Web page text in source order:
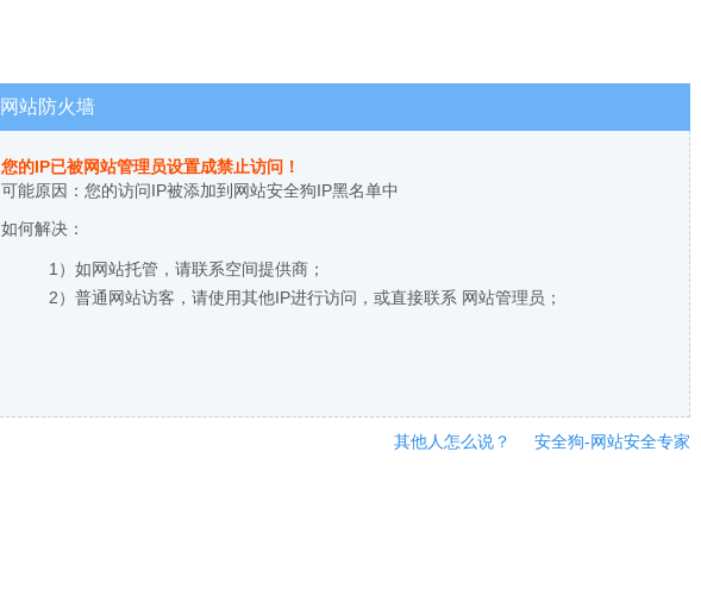
网站防火墙
您的IP已被网站管理员设置成禁止访问！
可能原因：您的访问IP被添加到网站安全狗IP黑名单中
如何解决：
1）如网站托管，请联系空间提供商；
2）普通网站访客，请使用其他IP进行访问，或直接联系 网站管理员；
其他人怎么说？ 安全狗-网站安全专家